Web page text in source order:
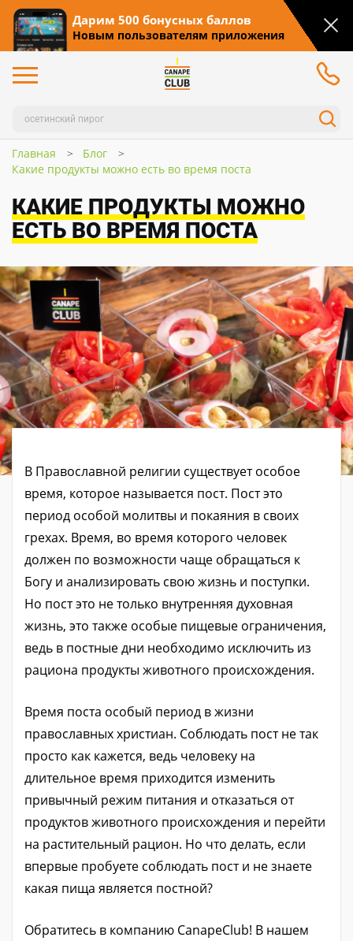
Дарим 500 бонусных баллов
Новым пользователям приложения
Главная
Блог
Какие продукты можно есть во время поста
КАКИЕ ПРОДУКТЫ МОЖНО
ЕСТЬ ВО ВРЕМЯ ПОСТА
В Православной религии существует особое
время, которое называется пост. Пост это
период особой молитвы и покаяния в своих
грехах. Время, во время которого человек
должен по возможности чаще обращаться к
Богу и анализировать свою жизнь и поступки.
Но пост это не только внутренняя духовная
жизнь, это также особые пищевые ограничения,
ведь в постные дни необходимо исключить из
рациона продукты животного происхождения.
Время поста особый период в жизни
православных христиан. Соблюдать пост не так
просто как кажется, ведь человеку на
длительное время приходится изменить
привычный режим питания и отказаться от
продуктов животного происхождения и перейти
на растительный рацион. Но что делать, если
впервые пробуете соблюдать пост и не знаете
какая пища является постной?
Обратитесь в компанию CanapeClub! В нашем